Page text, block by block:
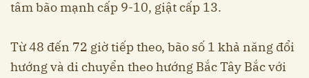
tâm bão mạnh cấp 9-10, giật cấp 13.
Từ 48 đến 72 giờ tiếp theo, bão số 1 khả năng đổi
hướng và di chuyển theo hướng Bắc Tây Bắc với